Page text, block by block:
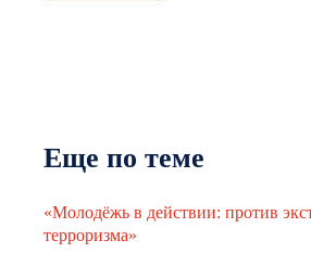
Еще по теме
«Молодёжь в действии: против
терроризма»